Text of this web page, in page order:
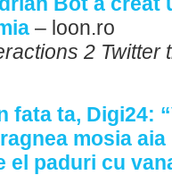
– loon.ro
2 Twitter
fata ta, Digi24:
mosia
el paduri cu